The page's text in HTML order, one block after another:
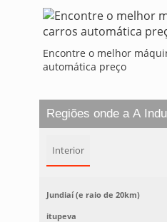
Encontre o melhor
automática preço
Regiões onde a A
Interior
Jundiaí (e raio de 20km)
itupeva